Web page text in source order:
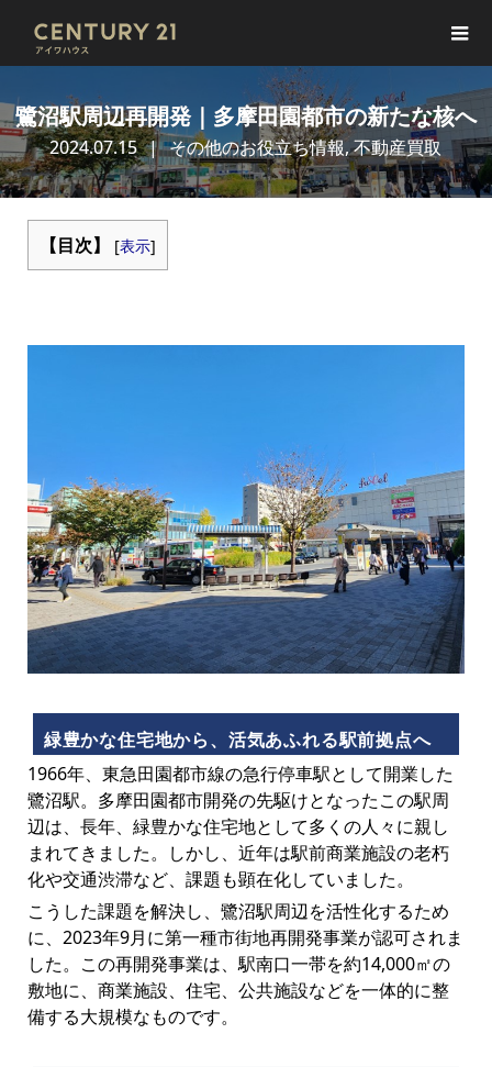
鷺沼駅周辺再開発｜多摩田園都市の新たな核へ
2024.07.15 その他のお役立ち情報,不動産買取
【目次】 [表示]
緑豊かな住宅地から、活気あふれる駅前拠点へ
1966年、東急田園都市線の急行停車駅として開業した
鷺沼駅。多摩田園都市開発の先駆けとなったこの駅周
辺は、長年、緑豊かな住宅地として多くの人々に親し
まれてきました。しかし、近年は駅前商業施設の老朽
化や交通渋滞など、課題も顕在化していました。
こうした課題を解決し、鷺沼駅周辺を活性化するため
に、2023年9月に第一種市街地再開発事業が認可されま
した。この再開発事業は、駅南口一帯を約14,000㎡の
敷地に、商業施設、住宅、公共施設などを一体的に整
備する大規模なものです。